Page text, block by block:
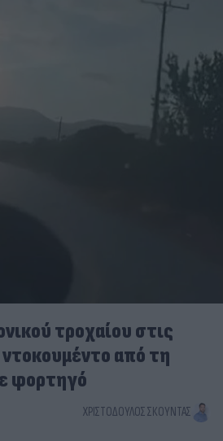
τροχαίου στις
από τη
φορτηγό
ΧΡΙΣΤΌΔΟΥΛΟΣ ΣΚΟΎΝΤΑΣ